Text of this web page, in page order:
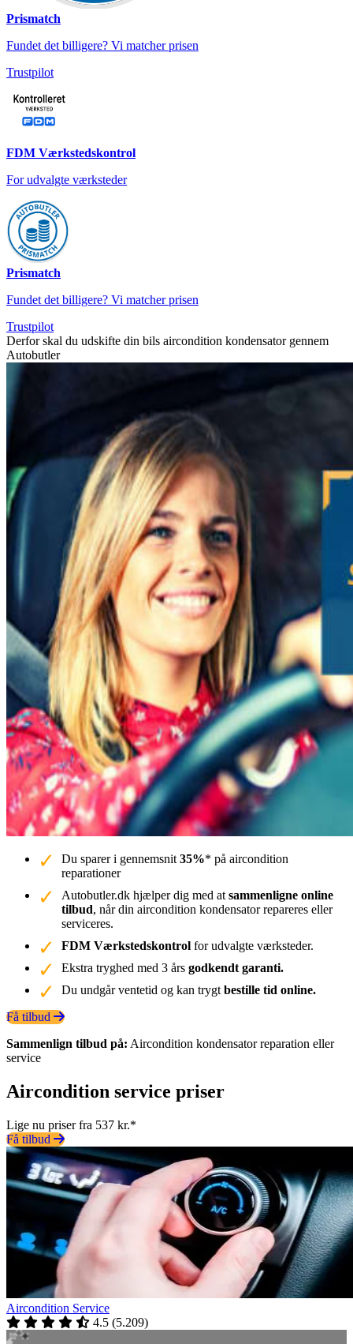
Prismatch
Fundet det billigere? Vi matcher prisen
Trustpilot
FDM Værkstedskontrol
For udvalgte værksteder
Prismatch
Fundet det billigere? Vi matcher prisen
Trustpilot
Derfor skal du udskifte din bils aircondition kondensator gennem
Autobutler
Du sparer i gennemsnit 35%* på aircondition
reparationer
Autobutler.dk hjælper dig med at sammenligne online
tilbud, når din aircondition kondensator repareres eller
serviceres.
FDM Værkstedskontrol for udvalgte værksteder.
Ekstra tryghed med 3 års godkendt garanti.
Du undgår ventetid og kan trygt bestille tid online.
Få tilbud
Sammenlign tilbud på: Aircondition kondensator reparation eller
service
Aircondition service priser
Lige nu priser fra 537 kr.*
Få tilbud
Aircondition Service
4.5 (5.209)